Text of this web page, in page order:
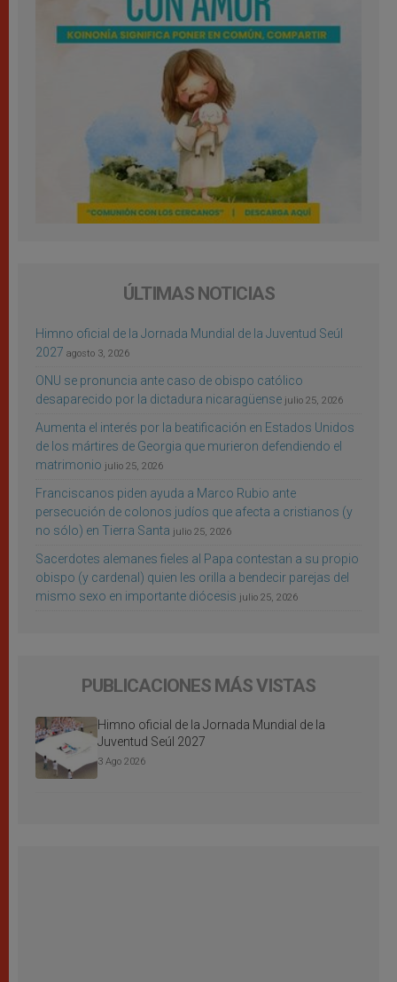
ÚLTIMAS NOTICIAS
Himno oficial de la Jornada Mundial de la Juventud Seúl
2027 agosto 3, 2026
ONU se pronuncia ante caso de obispo católico
desaparecido por la dictadura nicaragüense julio 25, 2026
Aumenta el interés por la beatificación en Estados Unidos
de los mártires de Georgia que murieron defendiendo el
matrimonio julio 25, 2026
Franciscanos piden ayuda a Marco Rubio ante
persecución de colonos judíos que afecta a cristianos (y
no sólo) en Tierra Santa julio 25, 2026
Sacerdotes alemanes fieles al Papa contestan a su propio
obispo (y cardenal) quien les orilla a bendecir parejas del
mismo sexo en importante diócesis julio 25, 2026
PUBLICACIONES MÁS VISTAS
Himno oficial de la Jornada Mundial de la
Juventud Seúl 2027
3 Ago 2026